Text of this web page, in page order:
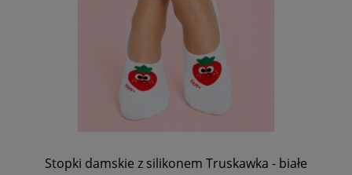
Stopki damskie z silikonem Truskawka - białe